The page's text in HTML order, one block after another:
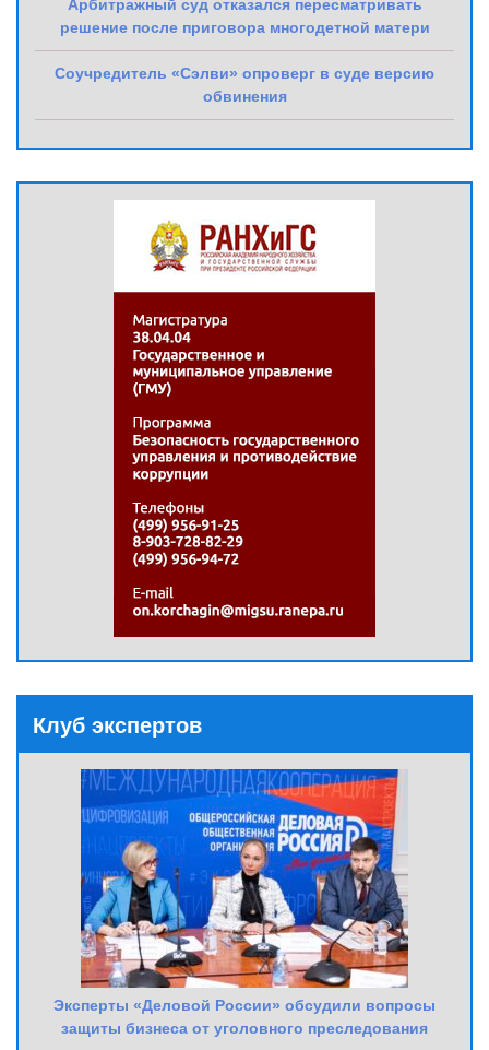
Арбитражный суд отказался пересматривать
решение после приговора многодетной матери
Соучредитель «Сэлви» опроверг в суде версию
обвинения
Клуб экспертов
Эксперты «Деловой России» обсудили вопросы
защиты бизнеса от уголовного преследования